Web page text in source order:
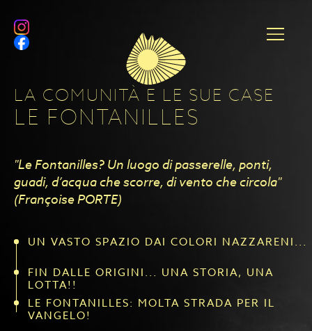
LA COMUNITÀ E LE SUE CASE
LE FONTANILLES
"Le Fontanilles? Un luogo di passerelle, ponti,
guadi, d’acqua che scorre, di vento che circola"
(Françoise PORTE)
UN VASTO SPAZIO DAI COLORI NAZZARENI...
FIN DALLE ORIGINI... UNA STORIA, UNA
LOTTA!!
LE FONTANILLES: MOLTA STRADA PER IL
VANGELO!